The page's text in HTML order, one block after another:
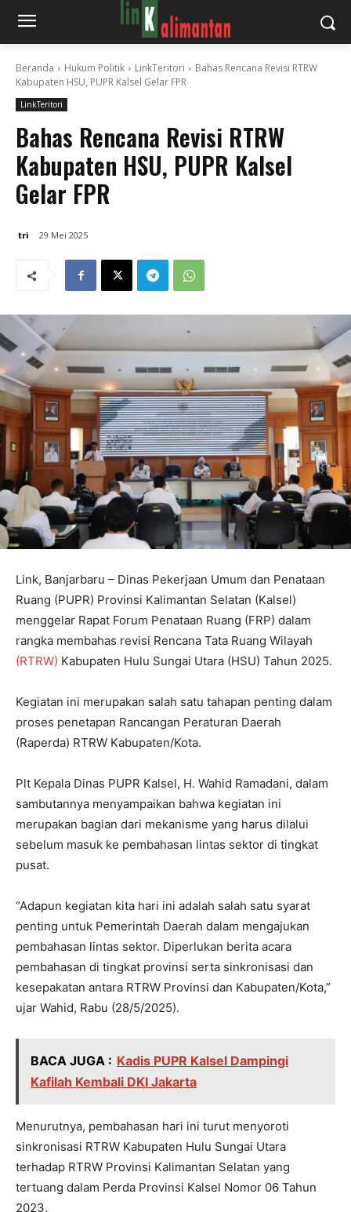
Beranda Hukum Politik LinkTeritori
Bahas Rencana Revisi RTRW
Kabupaten HSU, PUPR Kalsel Gelar FPR
LinkTeritori
Bahas Rencana Revisi RTRW
Kabupaten HSU, PUPR Kalsel
Gelar FPR
tri 29 Mei 2025
Link, Banjarbaru – Dinas Pekerjaan Umum dan Penataan
Ruang (PUPR) Provinsi Kalimantan Selatan (Kalsel)
menggelar Rapat Forum Penataan Ruang (FRP) dalam
rangka membahas revisi Rencana Tata Ruang Wilayah
(RTRW) Kabupaten Hulu Sungai Utara (HSU) Tahun 2025.
Kegiatan ini merupakan salah satu tahapan penting dalam
proses penetapan Rancangan Peraturan Daerah
(Raperda) RTRW Kabupaten/Kota.
Plt Kepala Dinas PUPR Kalsel, H. Wahid Ramadani, dalam
sambutannya menyampaikan bahwa kegiatan ini
merupakan bagian dari mekanisme yang harus dilalui
sebelum masuk ke pembahasan lintas sektor di tingkat
pusat.
“Adapun kegiatan kita hari ini adalah salah satu syarat
penting untuk Pemerintah Daerah dalam mengajukan
pembahasan lintas sektor. Diperlukan berita acara
pembahasan di tingkat provinsi serta sinkronisasi dan
kesepakatan antara RTRW Provinsi dan Kabupaten/Kota,”
ujar Wahid, Rabu (28/5/2025).
BACA JUGA : Kadis PUPR Kalsel Dampingi
Kafilah Kembali DKI Jakarta
Menurutnya, pembahasan hari ini turut menyoroti
sinkronisasi RTRW Kabupaten Hulu Sungai Utara
terhadap RTRW Provinsi Kalimantan Selatan yang
tertuang dalam Perda Provinsi Kalsel Nomor 06 Tahun
2023.